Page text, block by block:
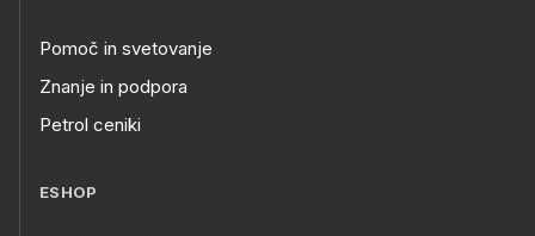
Pomoč in svetovanje
Znanje in podpora
Petrol ceniki
ESHOP